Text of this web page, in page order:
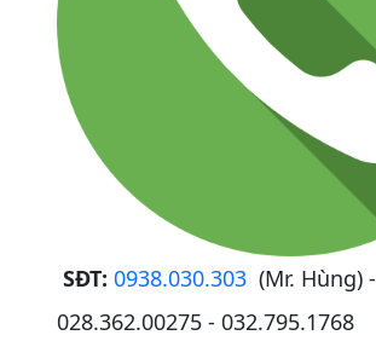
SĐT: 0938.030.303 (Mr. Hùng) -
028.362.00275 - 032.795.1768